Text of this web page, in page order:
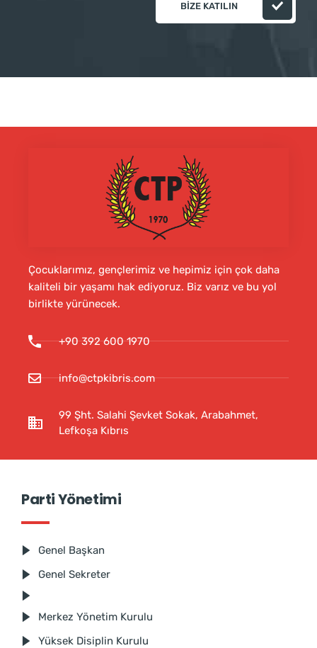
BIZE KATILIN
Çocuklarımız, gençlerimiz ve hepimiz için çok daha
kaliteli bir yaşamı hak ediyoruz. Biz varız ve bu yol
birlikte yürünecek.
+90 392 600 1970
info@ctpkibris.com
99 Şht. Salahi Şevket Sokak, Arabahmet,
Lefkoşa Kıbrıs
Parti Yönetimi
Genel Başkan
Genel Sekreter
Merkez Yönetim Kurulu
Yüksek Disiplin Kurulu